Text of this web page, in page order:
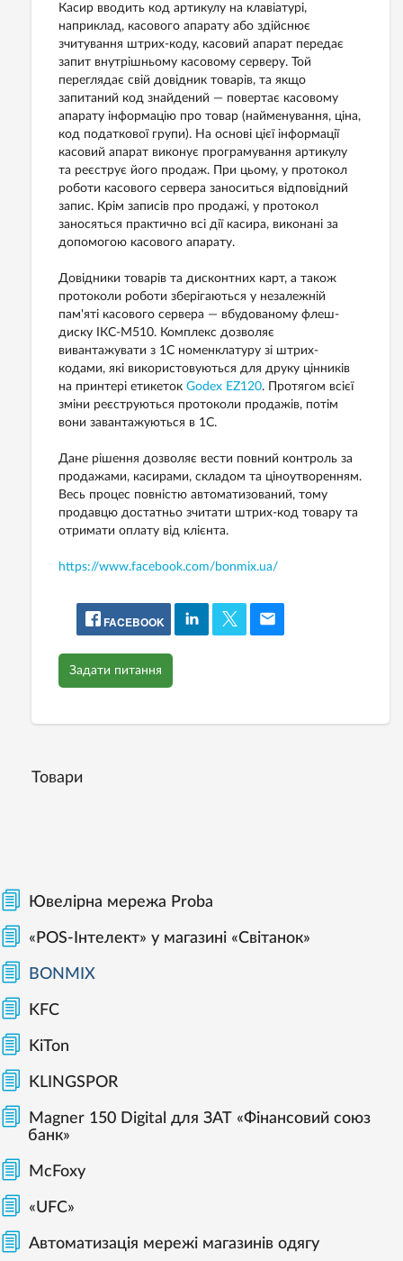
Касир вводить код артикулу на клавіатурі,
наприклад, касового апарату або здійснює
зчитування штрих-коду, касовий апарат передає
запит внутрішньому касовому серверу. Той
переглядає свій довідник товарів, та якщо
запитаний код знайдений — повертає касовому
апарату інформацію про товар (найменування, ціна,
код податкової групи). На основі цієї інформації
касовий апарат виконує програмування артикулу
та реєструє його продаж. При цьому, у протокол
роботи касового сервера заноситься відповідний
запис. Крім записів про продажі, у протокол
заносяться практично всі дії касира, виконані за
допомогою касового апарату.
Довідники товарів та дисконтних карт, а також
протоколи роботи зберігаються у незалежній
пам'яті касового сервера — вбудованому флеш-
диску ІКС-М510. Комплекс дозволяє
вивантажувати з 1С номенклатуру зі штрих-
кодами, які використовуються для друку цінників
на принтері етикеток Godex EZ120. Протягом всієї
зміни реєструються протоколи продажів, потім
вони завантажуються в 1С.
Дане рішення дозволяє вести повний контроль за
продажами, касирами, складом та ціноутворенням.
Весь процес повністю автоматизований, тому
продавцю достатньо зчитати штрих-код товару та
отримати оплату від клієнта.
https://www.facebook.com/bonmix.ua/
FACEBOOK
Задати питання
Товари
Ювелірна мережа Proba
«POS-Інтелект» у магазині «Світанок»
BONMIX
KFC
KiTon
KLINGSPOR
Magner 150 Digital для ЗАТ «Фінансовий союз
банк»
McFoxy
«UFC»
Автоматизація мережі магазинів одягу